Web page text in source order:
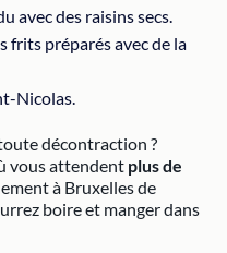
avec des raisins secs.
préparés avec de la
Nicolas.
décontraction ?
vous attendent plus de
à Bruxelles de
boire et manger dans